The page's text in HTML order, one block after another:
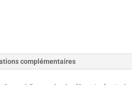
complémentaires